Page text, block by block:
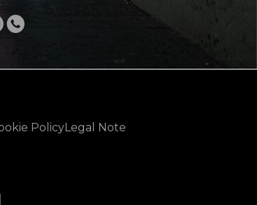
PolicyLegal Note